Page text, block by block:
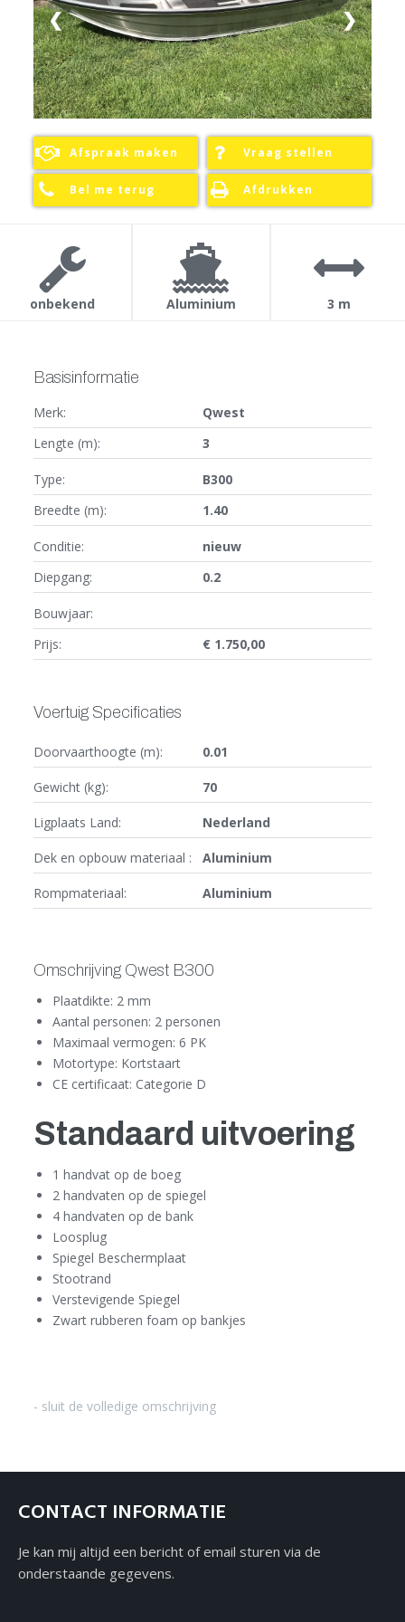
Over ons
Contact
❮ ❯
Afspraak maken Vraag stellen
Bel me terug Afdrukken
onbekend Aluminium 3 m
Basisinformatie
Merk:
Qwest
Lengte (m):
3
Type:
B300
Breedte (m):
1.40
Conditie:
nieuw
Diepgang:
0.2
Bouwjaar:
Prijs:
€ 1.750,00
Voertuig Specificaties
Doorvaarthoogte (m): 0.01
Gewicht (kg): 70
Ligplaats Land: Nederland
Dek en opbouw materiaal : Aluminium
Rompmateriaal: Aluminium
Omschrijving Qwest B300
Plaatdikte: 2 mm
Aantal personen: 2 personen
Maximaal vermogen: 6 PK
Motortype: Kortstaart
CE certificaat: Categorie D
Standaard uitvoering
1 handvat op de boeg
2 handvaten op de spiegel
4 handvaten op de bank
Loosplug
Spiegel Beschermplaat
Stootrand
Verstevigende Spiegel
Zwart rubberen foam op bankjes
- sluit de volledige omschrijving
CONTACT INFORMATIE
Je kan mij altijd een bericht of email sturen via de
onderstaande gegevens.